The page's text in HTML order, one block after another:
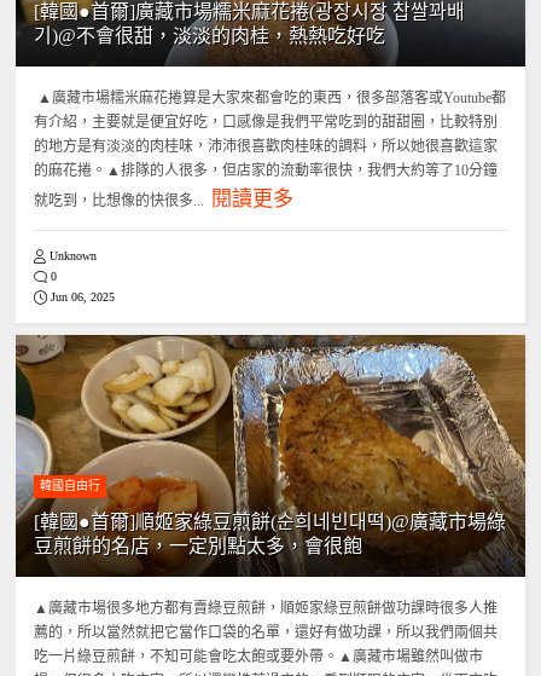
[韓國●首爾]廣藏市場糯米麻花捲(광장시장 찹쌀꽈배
기)@不會很甜，淡淡的肉桂，熱熱吃好吃
▲廣藏市場糯米麻花捲算是大家來都會吃的東西，很多部落客或Youtube都
有介紹，主要就是便宜好吃，口感像是我們平常吃到的甜甜圈，比較特別
的地方是有淡淡的肉桂味，沛沛很喜歡肉桂味的調料，所以她很喜歡這家
的麻花捲。▲排隊的人很多，但店家的流動率很快，我們大約等了10分鐘
就吃到，比想像的快很多...
閱讀更多
Unknown
0
Jun 06, 2025
韓國自由行
[韓國●首爾]順姬家綠豆煎餅(순희네빈대떡)@廣藏市場綠
豆煎餅的名店，一定別點太多，會很飽
▲廣藏市場很多地方都有賣綠豆煎餅，順姬家綠豆煎餅做功課時很多人推
薦的，所以當然就把它當作口袋的名單，還好有做功課，所以我們兩個共
吃一片綠豆煎餅，不知可能會吃太飽或要外帶。▲廣藏市場雖然叫做市